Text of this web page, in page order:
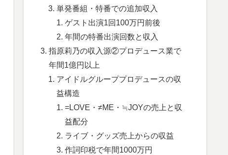
単発番組・特番での追加収入
ゲスト出演1回100万円前後
年間の特番出演回数と収入
指原莉乃の収入源②プロデュース業で
年間1億円以上
アイドルグループプロデュースの収
益構造
=LOVE・≠ME・≒JOYの売上と収
益配分
ライブ・グッズ売上からの収益
作詞印税で年間1000万円